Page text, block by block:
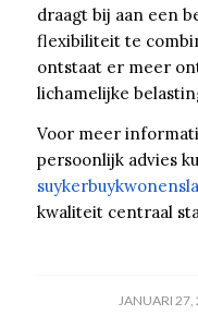
draagt bij aan een
flexibiliteit te
ontstaat er meer
lichamelijke
Voor meer
persoonlijk advies
kwaliteit centraal
JANUARI 27,
/